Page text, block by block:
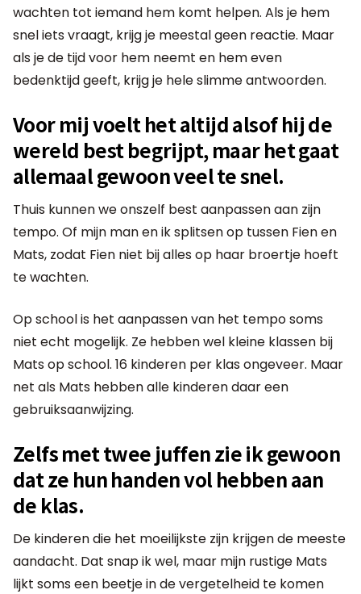
wachten tot iemand hem komt helpen. Als je hem
snel iets vraagt, krijg je meestal geen reactie. Maar
als je de tijd voor hem neemt en hem even
bedenktijd geeft, krijg je hele slimme antwoorden.
Voor mij voelt het altijd alsof hij de
wereld best begrijpt, maar het gaat
allemaal gewoon veel te snel.
Thuis kunnen we onszelf best aanpassen aan zijn
tempo. Of mijn man en ik splitsen op tussen Fien en
Mats, zodat Fien niet bij alles op haar broertje hoeft
te wachten.
Op school is het aanpassen van het tempo soms
niet echt mogelijk. Ze hebben wel kleine klassen bij
Mats op school. 16 kinderen per klas ongeveer. Maar
net als Mats hebben alle kinderen daar een
gebruiksaanwijzing.
Zelfs met twee juffen zie ik gewoon
dat ze hun handen vol hebben aan
de klas.
De kinderen die het moeilijkste zijn krijgen de meeste
aandacht. Dat snap ik wel, maar mijn rustige Mats
lijkt soms een beetje in de vergetelheid te komen